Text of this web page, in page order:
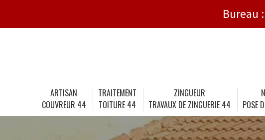
Bureau :
ARTISAN
COUVREUR 44
TRAITEMENT
TOITURE 44
ZINGUEUR
TRAVAUX DE ZINGUERIE 44
POSE